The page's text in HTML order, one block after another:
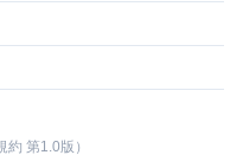
第1.0版）